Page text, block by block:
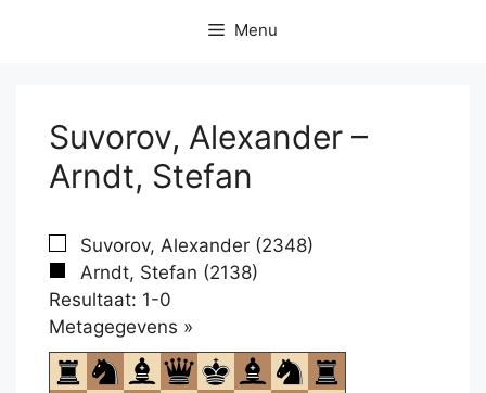
Menu
Suvorov, Alexander –
Arndt, Stefan
Suvorov, Alexander (2348)
Arndt, Stefan (2138)
Resultaat: 1-0
Metagegevens »
om
te